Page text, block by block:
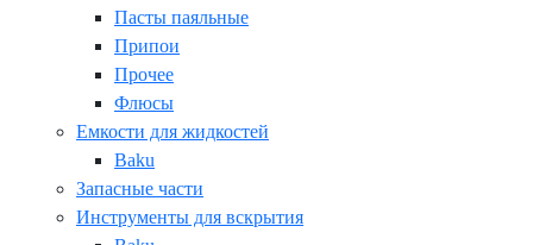
Пасты паяльные
Припои
Прочее
Флюсы
Емкости для жидкостей
Baku
Запасные части
Инструменты для вскрытия